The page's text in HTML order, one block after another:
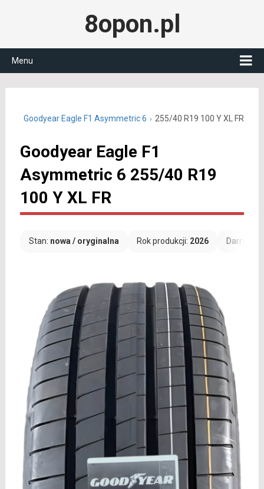
8opon.pl
Menu
Goodyear Eagle F1 Asymmetric 6 255/40 R19 100 Y XL FR
Goodyear Eagle F1
Asymmetric 6 255/40 R19
100 Y XL FR
Stan: nowa / oryginalna Rok produkcji: 2026